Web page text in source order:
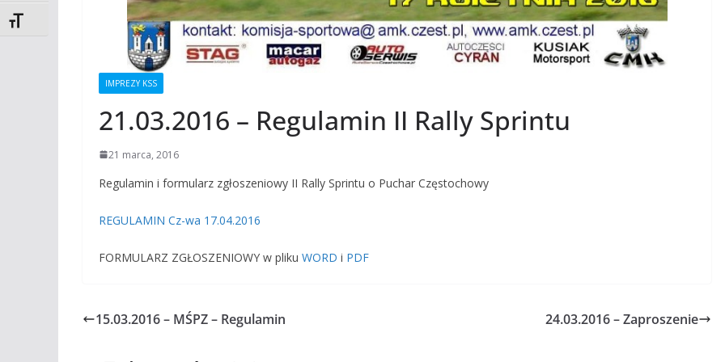
Toggle Font size
IMPREZY KSS
21.03.2016 – Regulamin II Rally Sprintu
21 marca, 2016
Regulamin i formularz zgłoszeniowy II Rally Sprintu o Puchar Częstochowy
REGULAMIN Cz-wa 17.04.2016
FORMULARZ ZGŁOSZENIOWY w pliku WORD i PDF
15.03.2016 – MŚPZ – Regulamin 24.03.2016 – Zaproszenie